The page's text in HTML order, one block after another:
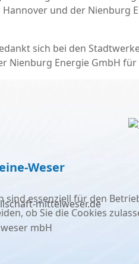
und der Nienburg
sich bei den
Nienburg Energie GmbH für
Weser
mittelweser.de
mbH
essenziell für den
ob Sie die Cookies